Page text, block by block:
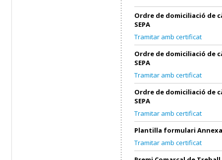
Ordre de domiciliació de
SEPA
Tramitar amb certificat
Ordre de domiciliació de
SEPA
Tramitar amb certificat
Ordre de domiciliació de
SEPA
Tramitar amb certificat
Plantilla formulari Annexa
Tramitar amb certificat